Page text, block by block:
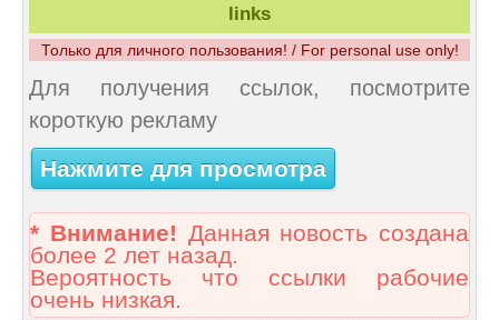
links
Только для личного пользования! / For personal use only!
Для получения ссылок, посмотрите
короткую рекламу
Нажмите для просмотра
* Внимание! Данная новость создана
более 2 лет назад.
Вероятность что ссылки рабочие
очень низкая.